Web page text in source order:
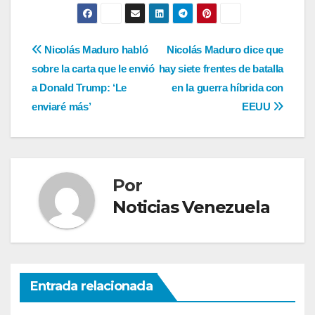
Navegación
de
entradas
Nicolás Maduro dice que
hay siete frentes de batalla
en la guerra híbrida con
EEUU
Nicolás Maduro habló
sobre la carta que le envió
a Donald Trump: ‘Le
enviaré más’
Por
Noticias Venezuela
Entrada relacionada